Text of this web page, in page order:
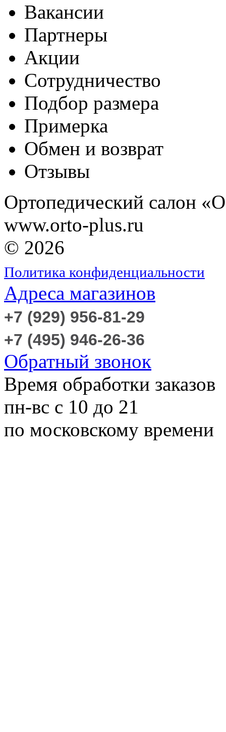
Вакансии
Партнеры
Акции
Сотрудничество
Подбор размера
Примерка
Обмен и возврат
Отзывы
Ортопедический салон
www.orto-plus.ru
© 2026
Политика конфиденциальности
Адреса магазинов
+7 (929) 956-81-29
+7 (495) 946-26-36
Обратный звонок
Время обработки заказов
пн-вс с 10 до 21
по московскому времени